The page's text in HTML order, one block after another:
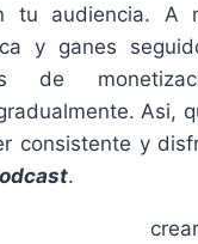
tu audiencia. A
y ganes
de
Asi,
consistente y
.